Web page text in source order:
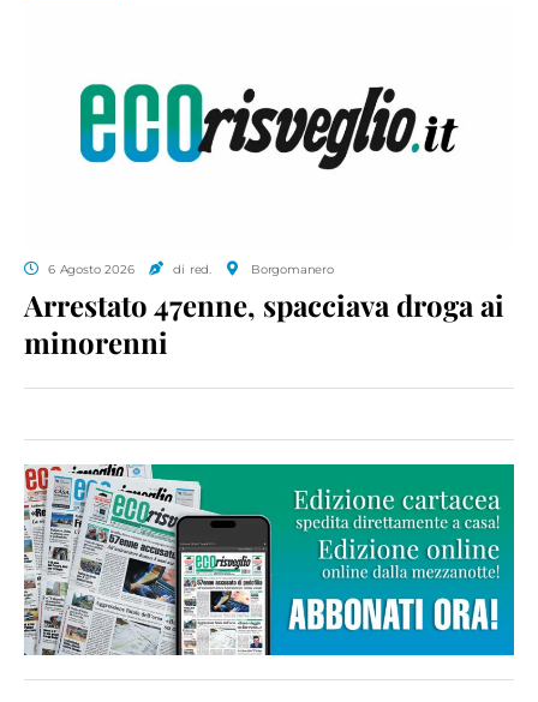
6 Agosto 2026 di red. Borgomanero
Arrestato 47enne, spacciava droga ai
minorenni